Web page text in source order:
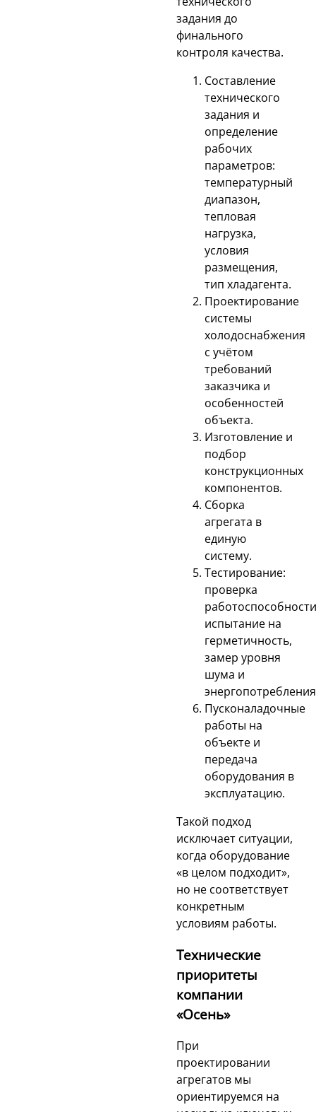
задания до
финального
контроля качества.
Составление
технического
задания и
определение
рабочих
параметров:
температурный
диапазон,
тепловая
нагрузка,
условия
размещения,
тип хладагента.
Проектирование
системы
холодоснабжения
с учётом
требований
заказчика и
особенностей
объекта.
Изготовление и
подбор
конструкционных
компонентов.
Сборка
агрегата в
единую
систему.
Тестирование:
проверка
испытание на
герметичность,
замер уровня
шума и
Пусконаладочные
работы на
объекте и
передача
оборудования в
эксплуатацию.
Такой подход
исключает ситуации,
когда оборудование
«в целом подходит»,
но не соответствует
конкретным
условиям работы.
Технические
приоритеты
компании
«Осень»
При
проектировании
агрегатов мы
ориентируемся на